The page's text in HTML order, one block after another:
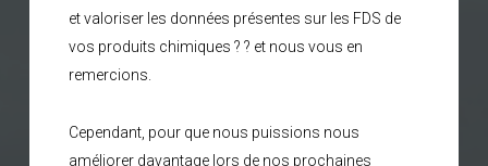
et valoriser les données présentes sur les FDS de
vos produits chimiques ? ? et nous vous en
remercions.
Cependant, pour que nous puissions nous
améliorer davantage lors de nos prochaines